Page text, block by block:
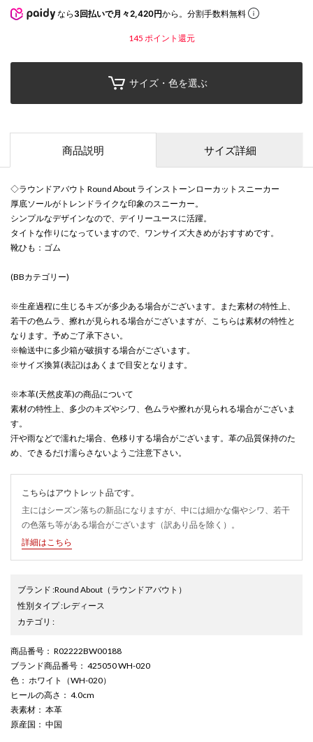
なら 3回払いで月々2,420円から。分割手数料無料
145 ポイント還元
サイズ・色を選ぶ
商品説明 サイズ詳細
◇ラウンドアバウト Round About ラインストーンローカットスニーカー
厚底ソールがトレンドライクな印象のスニーカー。
シンプルなデザインなので、デイリーユースに活躍。
タイトな作りになっていますので、ワンサイズ大きめがおすすめです。
靴ひも：ゴム
(BBカテゴリー)
※生産過程に生じるキズが多少ある場合がございます。また素材の特性上、
若干の色ムラ、擦れが見られる場合がございますが、こちらは素材の特性と
なります。予めご了承下さい。
※輸送中に多少箱が破損する場合がございます。
※サイズ換算(表記)はあくまで目安となります。
※本革(天然皮革)の商品について
素材の特性上、多少のキズやシワ、色ムラや擦れが見られる場合がございま
す。
汗や雨などで濡れた場合、色移りする場合がございます。革の品質保持のた
め、できるだけ濡らさないようご注意下さい。
こちらはアウトレット品です。
主にはシーズン落ちの新品になりますが、中には細かな傷やシワ、若干
の色落ち等がある場合がございます（訳あり品を除く）。
詳細はこちら
ブランド :Round About （ラウンドアバウト）
性別タイプ:レディース
カテゴリ :
商品番号 ： R02222BW00188
ブランド商品番号 ： 425050 WH-020
色 ： ホワイト（WH-020）
ヒールの高さ ： 4.0cm
表素材 ： 本革
原産国 ： 中国